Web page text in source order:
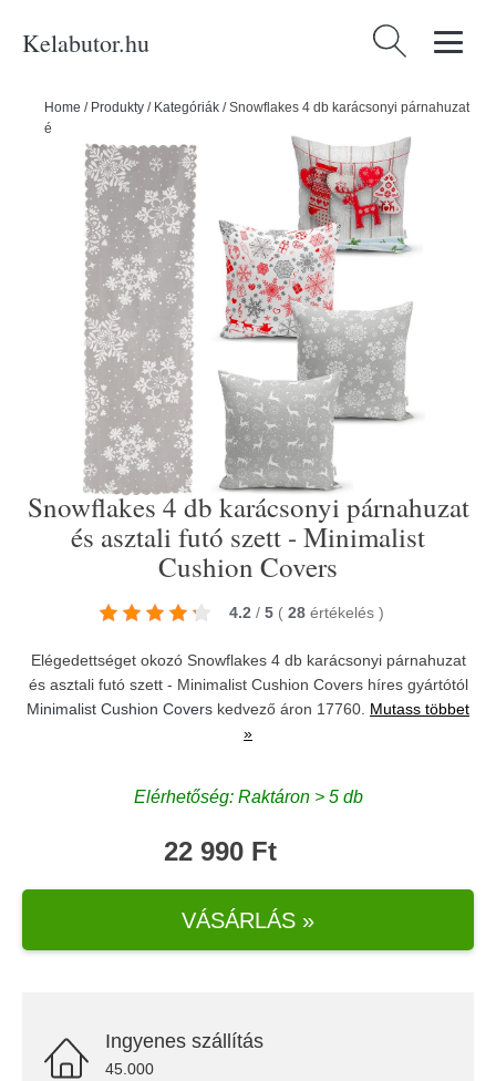
Kelabutor.hu Keresés:
Home / Produkty / Kategóriák /Snowflakes 4 db karácsonyi párnahuzat
és asztali futó szett - Minimalist Cushion Covers
Snowflakes 4 db karácsonyi párnahuzat
és asztali futó szett - Minimalist
Cushion Covers
4.2 / 5 ( 28 értékelés )
Elégedettséget okozó Snowflakes 4 db karácsonyi párnahuzat
és asztali futó szett - Minimalist Cushion Covers híres gyártótól
Minimalist Cushion Covers kedvező áron 17760. Mutass többet
»
Elérhetőség: Raktáron > 5 db
22 990 Ft
VÁSÁRLÁS »
Ingyenes szállítás
45.000